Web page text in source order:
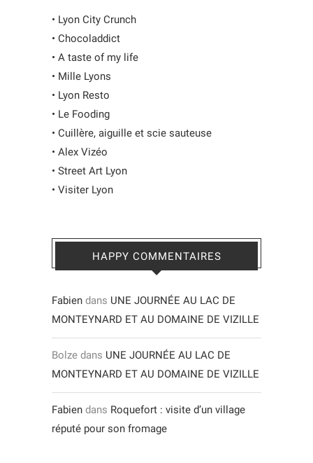
• Lyon City Crunch
• Chocoladdict
• A taste of my life
• Mille Lyons
• Lyon Resto
• Le Fooding
• Cuillère, aiguille et scie sauteuse
• Alex Vizéo
• Street Art Lyon
• Visiter Lyon
HAPPY COMMENTAIRES
Fabien dans UNE JOURNÉE AU LAC DE
MONTEYNARD ET AU DOMAINE DE VIZILLE
Bolze dans UNE JOURNÉE AU LAC DE
MONTEYNARD ET AU DOMAINE DE VIZILLE
Fabien dans Roquefort : visite d’un village
réputé pour son fromage